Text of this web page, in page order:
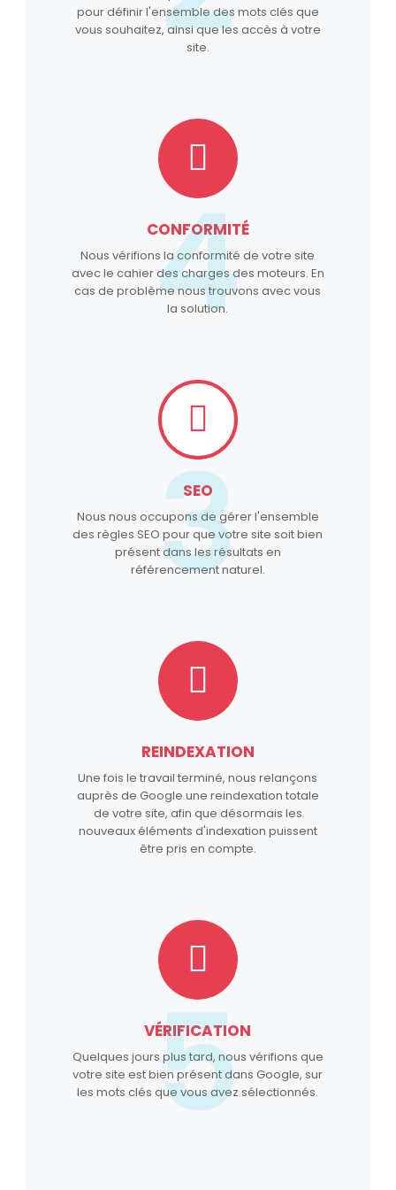
pour définir l'ensemble des mots clés que
vous souhaitez, ainsi que les accès à votre
site.
CONFORMITÉ
Nous vérifions la conformité de votre site
avec le cahier des charges des moteurs. En
cas de problème nous trouvons avec vous
la solution.
4
SEO
Nous nous occupons de gérer l'ensemble
des règles SEO pour que votre site soit bien
présent dans les résultats en
référencement naturel.
3
REINDEXATION
Une fois le travail terminé, nous relançons
auprès de Google une reindexation totale
de votre site, afin que désormais les
nouveaux éléments d'indexation puissent
être pris en compte.
VÉRIFICATION
Quelques jours plus tard, nous vérifions que
votre site est bien présent dans Google, sur
les mots clés que vous avez sélectionnés.
5